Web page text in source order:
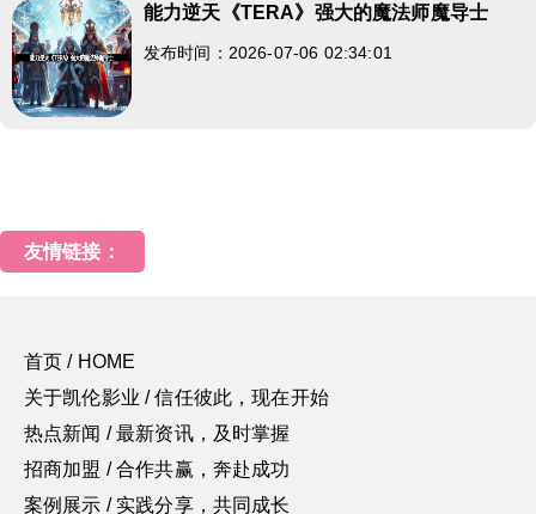
能力逆天《TERA》强大的魔法师魔导士
发布时间：2026-07-06 02:34:01
友情链接：
首页 / HOME
关于凯伦影业 / 信任彼此，现在开始
热点新闻 / 最新资讯，及时掌握
招商加盟 / 合作共赢，奔赴成功
案例展示 / 实践分享，共同成长